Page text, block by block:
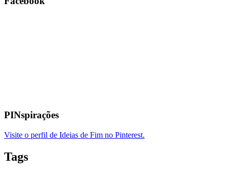
PINspirações
Visite o perfil de Ideias de Fim no Pinterest.
Tags